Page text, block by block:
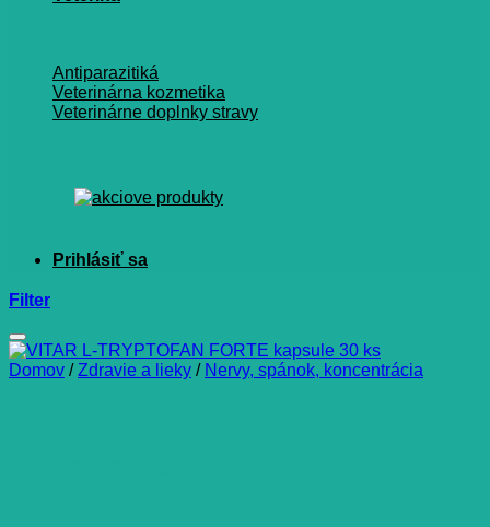
Antiparazitiká
Veterinárna kozmetika
Veterinárne doplnky stravy
Filter
Domov / Zdravie a lieky / Nervy, spánok, koncentrácia